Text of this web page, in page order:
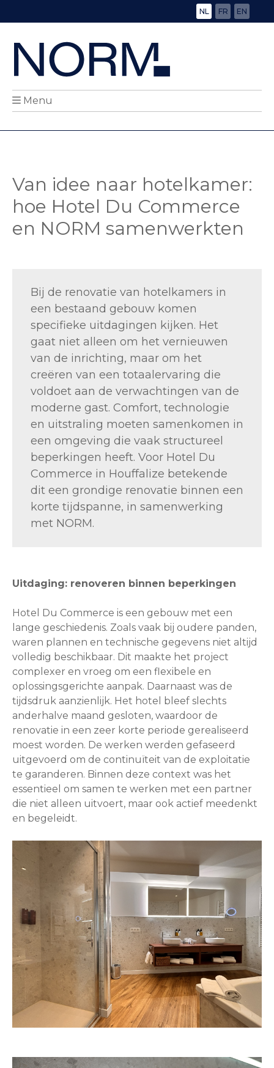
NL FR EN
Menu
Van idee naar hotelkamer:
hoe Hotel Du Commerce
en NORM samenwerkten
Bij de renovatie van hotelkamers in
een bestaand gebouw komen
specifieke uitdagingen kijken. Het
gaat niet alleen om het vernieuwen
van de inrichting, maar om het
creëren van een totaalervaring die
voldoet aan de verwachtingen van de
moderne gast. Comfort, technologie
en uitstraling moeten samenkomen in
een omgeving die vaak structureel
beperkingen heeft. Voor Hotel Du
Commerce in Houffalize betekende
dit een grondige renovatie binnen een
korte tijdspanne, in samenwerking
met NORM.
Uitdaging: renoveren binnen beperkingen
Hotel Du Commerce is een gebouw met een
lange geschiedenis. Zoals vaak bij oudere panden,
waren plannen en technische gegevens niet altijd
volledig beschikbaar. Dit maakte het project
complexer en vroeg om een flexibele en
oplossingsgerichte aanpak. Daarnaast was de
tijdsdruk aanzienlijk. Het hotel bleef slechts
anderhalve maand gesloten, waardoor de
renovatie in een zeer korte periode gerealiseerd
moest worden. De werken werden gefaseerd
uitgevoerd om de continuïteit van de exploitatie
te garanderen. Binnen deze context was het
essentieel om samen te werken met een partner
die niet alleen uitvoert, maar ook actief meedenkt
en begeleidt.